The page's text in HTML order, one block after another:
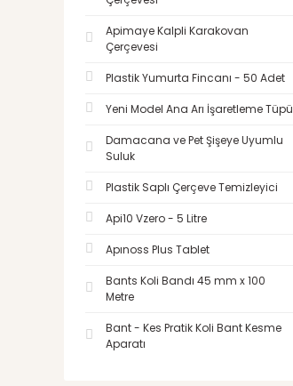
Apimaye Kalpli Karakovan
Çerçevesi
Plastik Yumurta Fincanı - 50 Adet
Yeni Model Ana Arı İşaretleme Tüpü
Damacana ve Pet Şişeye Uyumlu
Suluk
Plastik Saplı Çerçeve Temizleyici
Api10 Vzero - 5 Litre
Apınoss Plus Tablet
Bants Koli Bandı 45 mm x 100
Metre
Bant - Kes Pratik Koli Bant Kesme
Aparatı